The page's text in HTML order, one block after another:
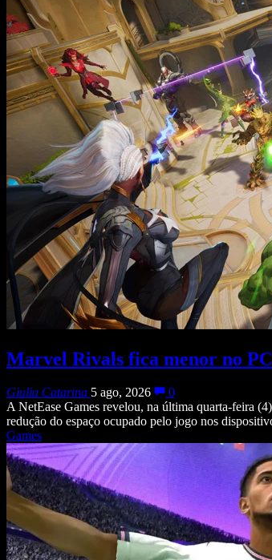
Marvel Rivals fica menor no
Giulia Catarina 5 ago, 2026
0
A NetEase Games revelou, na última quarta-feira
redução do espaço ocupado pelo jogo nos
Games